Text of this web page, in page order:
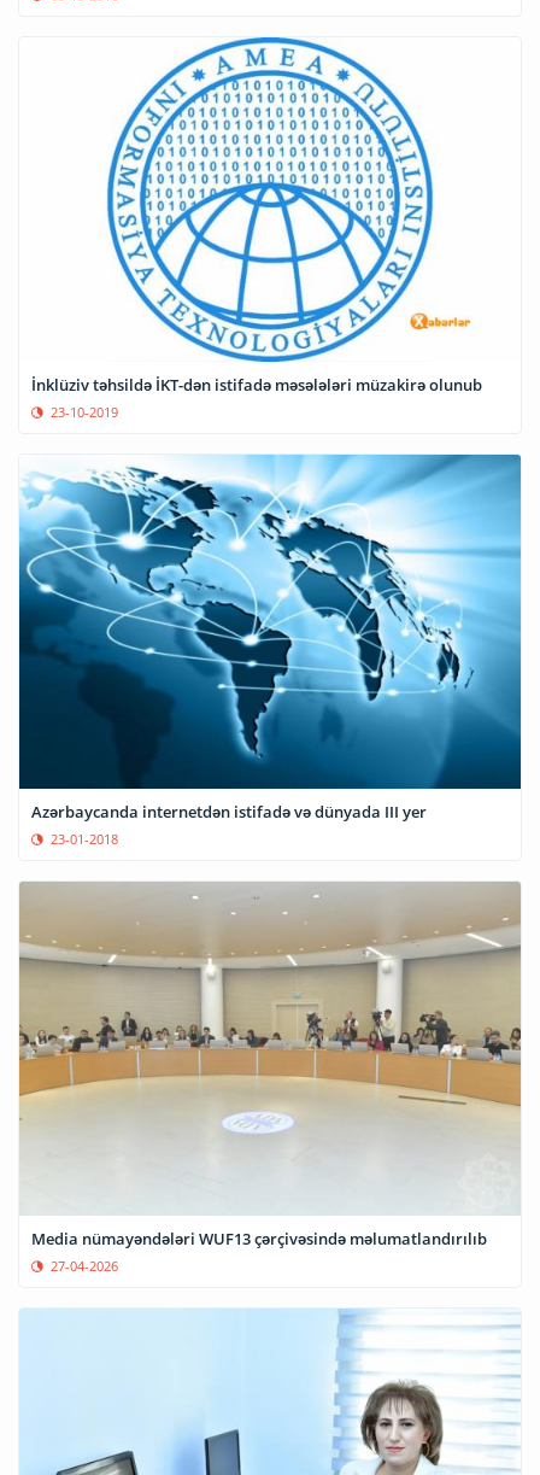
İnklüziv təhsildə İKT-dən istifadə məsələləri müzakirə olunub
23-10-2019
Azərbaycanda internetdən istifadə və dünyada III yer
23-01-2018
Media nümayəndələri WUF13 çərçivəsində məlumatlandırılıb
27-04-2026